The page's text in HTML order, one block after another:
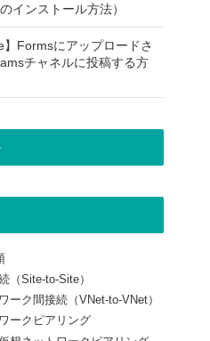
インストール方法）
】Formsにアップロードさ
チャネルに投稿する方
（Site-to-Site）
ーク間接続（VNet-to-VNet）
ークピアリング